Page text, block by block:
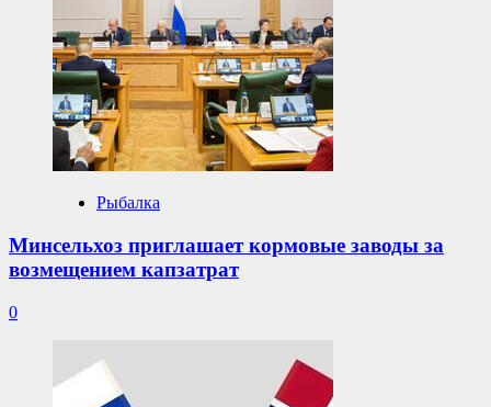
Рыбалка
Минсельхоз приглашает кормовые заводы за
возмещением капзатрат
0